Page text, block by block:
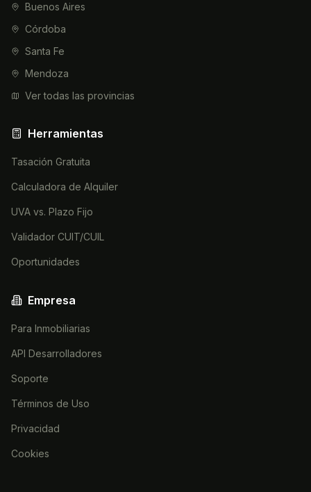
Buenos Aires
Córdoba
Santa Fe
Mendoza
Ver todas las provincias
Herramientas
Tasación Gratuita
Calculadora de Alquiler
UVA vs. Plazo Fijo
Validador CUIT/CUIL
Oportunidades
Empresa
Para Inmobiliarias
API Desarrolladores
Soporte
Términos de Uso
Privacidad
Cookies